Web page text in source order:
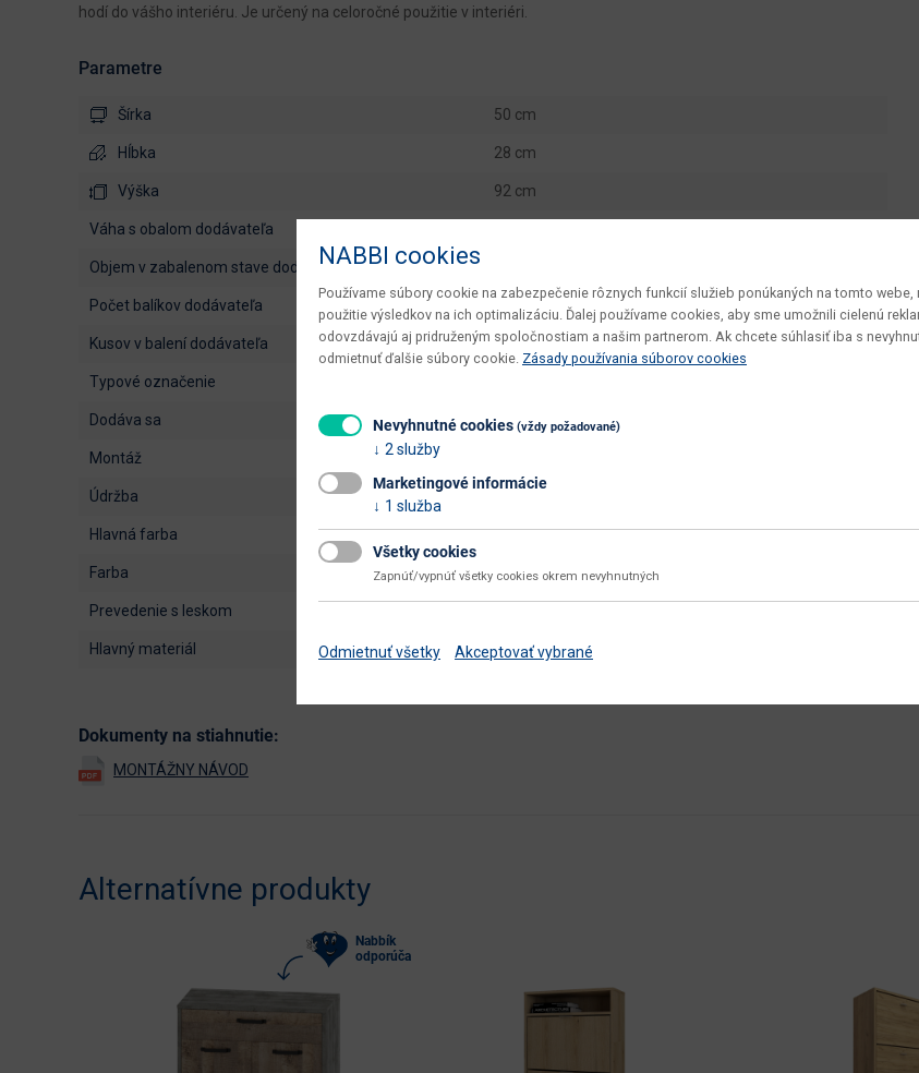
hodí do vášho interiéru. Je určený na celoročné použitie v interiéri.
Parametre
Šírka 50 cm
Hĺbka 28 cm
Výška 92 cm
váha s obalom dodávateľa
objem v zabalenom stave dodávateľa
počet balíkov dodávateľa 1 ks
kusov v balení dodávateľa 1 ks
typové označenie
dodáva sa v demonte
montáž
údržba
hlavná farba dub
farba dub artisan
prevedenie s leskom
hlavný materiál aglomerovaný materiál
Dokumenty na stiahnutie:
Alternatívne produkty
Nabbík
odporúča
NABBI cookies
Používame súbory cookie na zabezpečenie rôznych funkcií služieb ponúkaných na tomto webe,
použitie výsledkov na ich optimalizáciu. Ďalej používame cookies, aby sme umožnili cielenú
odovzdávajú aj pridruženým spoločnostiam a našim partnerom. Ak chcete súhlasiť iba s
odmietnuť ďalšie súbory cookie. Zásady používania súborov cookies
Nevyhnutné cookies (vždy požadované)
2 služby
Marketingové informácie
1 služba
Všetky cookies
Zapnúť/vypnúť všetky cookies okrem nevyhnutných
Odmietnuť všetky Akceptovať vybrané